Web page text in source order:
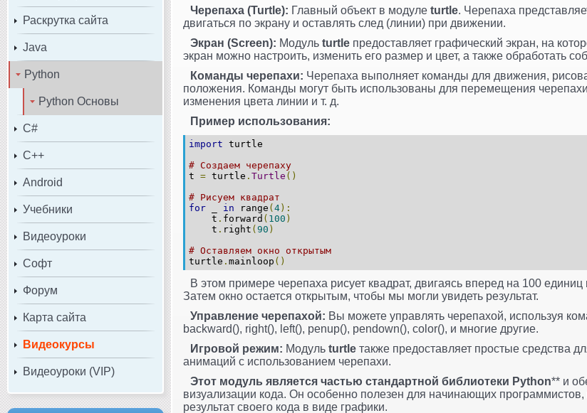
Раскрутка сайта
Java
Python
Python Основы
C#
C++
Android
Учебники
Видеоуроки
Софт
Форум
Карта сайта
Видеокурсы
Видеоуроки (VIP)
Черепаха (Turtle): Главный объект в модуле turtle. Черепаха
двигаться по экрану и оставлять след (линии) при движении.
Экран (Screen): Модуль turtle предоставляет графический экран, на
экран можно настроить, изменить его размер и цвет, а также обработать
Команды черепахи: Черепаха выполняет команды для движения,
положения. Команды могут быть использованы для перемещения
изменения цвета линии и т. д.
Пример использования:
import turtle
# Создаем черепаху
t = turtle . Turtle ()
# Рисуем квадрат
for
in range ( 4 ):
t . forward ( 100 )
t . right ( 90 )
# Оставляем окно открытым
turtle . mainloop ()
В этом примере черепаха рисует квадрат, двигаясь вперед на 100
Затем окно остается открытым, чтобы мы могли увидеть результат.
Управление черепахой: Вы можете управлять черепахой, используя
backward(), right(), left(), penup(), pendown(), color(), и многие другие.
Игровой режим: Модуль turtle также предоставляет простые средства
анимаций с использованием черепахи.
Этот модуль является частью стандартной библиотеки Python** и
визуализации кода. Он особенно полезен для начинающих программистов,
результат своего кода в виде графики.